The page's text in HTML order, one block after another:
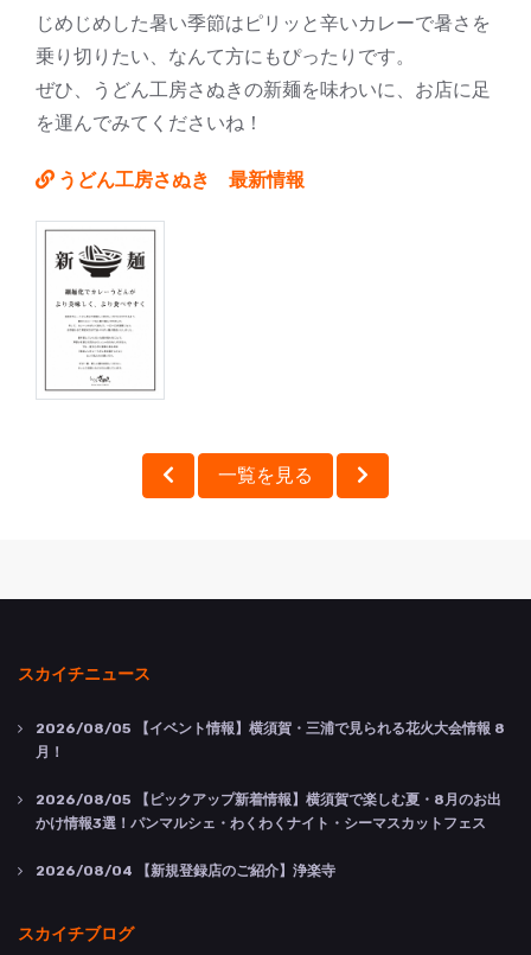
じめじめした暑い季節はピリッと辛いカレーで暑さを
乗り切りたい、なんて方にもぴったりです。
ぜひ、うどん工房さぬきの新麺を味わいに、お店に足
を運んでみてくださいね！
うどん工房さぬき 最新情報
一覧を見る
スカイチニュース
2026/08/05 【イベント情報】横須賀・三浦で見られる花火大会情報 8
月！
2026/08/05 【ピックアップ新着情報】横須賀で楽しむ夏・8月のお出
かけ情報3選！パンマルシェ・わくわくナイト・シーマスカットフェス
2026/08/04 【新規登録店のご紹介】浄楽寺
スカイチブログ